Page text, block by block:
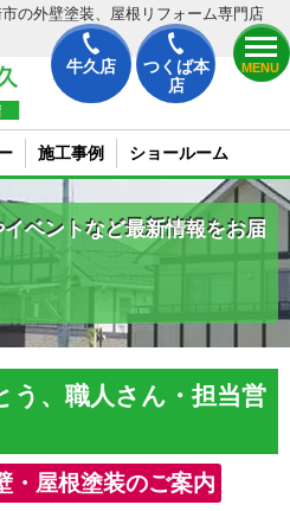
牛久店
つくば本
店
MENU
の外壁塗装、屋根リフォーム専門店
施工事例 ショールーム
ベントなど最新情報をお届
う、職人さん・担当営
・屋根塗装のご案内